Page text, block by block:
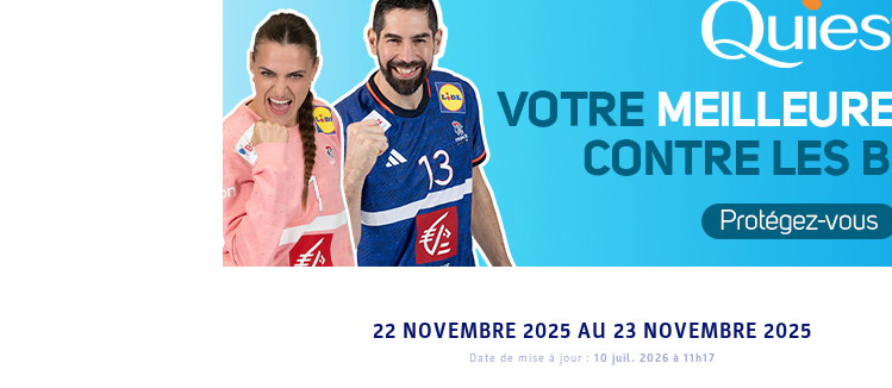
22 NOVEMBRE 2025 AU 23 NOVEMBRE 2025
Date de mise à jour : 10 juil. 2026 à 11h17